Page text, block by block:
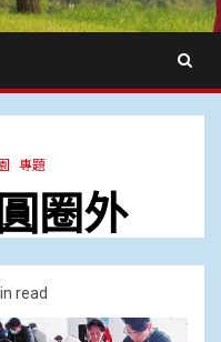
專題
圈外
read